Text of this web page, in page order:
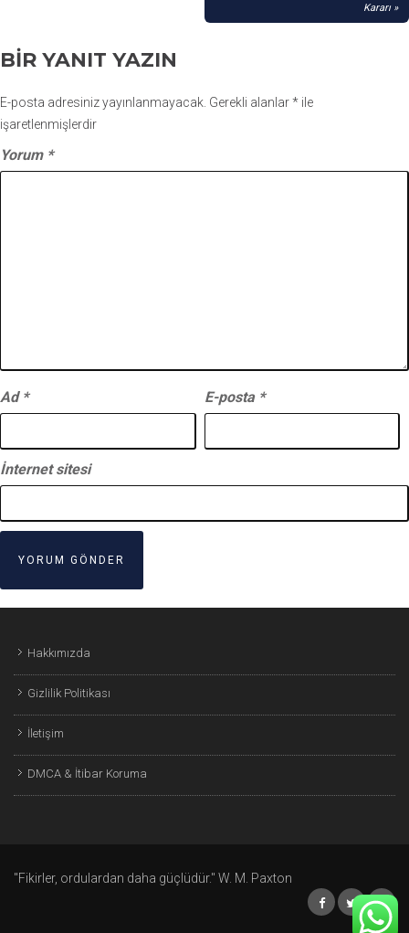
Kararı
BIR YANIT YAZIN
E-posta adresiniz yayınlanmayacak. Gerekli alanlar* ile
işaretlenmişlerdir
Yorum *
Ad * E-posta *
İnternet sitesi
Hakkımızda
Gizlilik Politikası
İletişim
DMCA & İtibar Koruma
"Fikirler, ordulardan daha güçlüdür." W. M. Paxton